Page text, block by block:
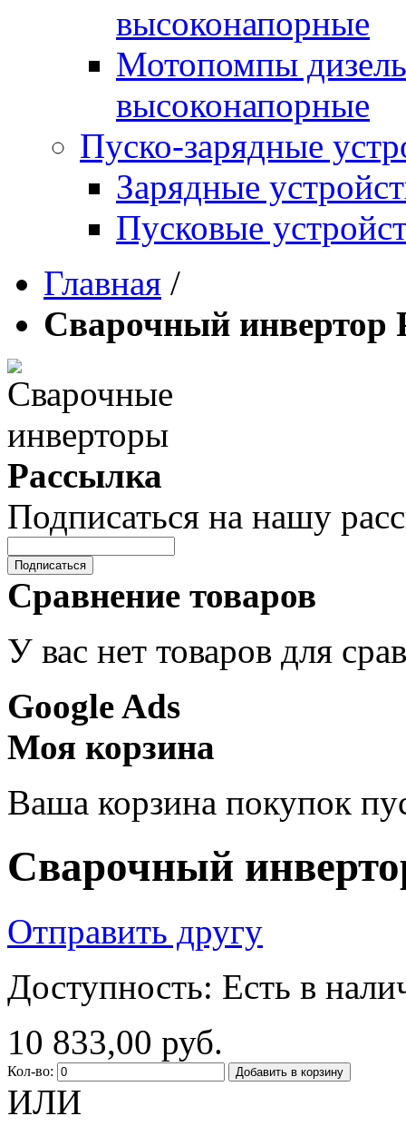
высоконапорные
Мотопомпы
высоконапорные
Пуско-зарядные
Зарядные
Пусковые
Главная /
Сварочный
Рассылка
Подписаться на нашу
Подписаться
Сравнение товаров
У вас нет товаров для
Google Ads
Моя корзина
Ваша корзина покупок
Сварочный
Отправить другу
Доступность: Есть в
10 833,00 руб.
Кол-во: Добавить в корзину
ИЛИ